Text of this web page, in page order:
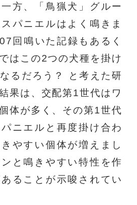
方、「鳥猟犬」グルー
パニエルはよく鳴きま
回鳴いた記録もあるく
はこの2つの犬種を掛け
るだろう？ と考えた研
果は、交配第1世代はワ
体が多く、その第1世代
ニエルと再度掛け合わ
やすい個体が増えまし
と鳴きやすい特性を作
ることが示唆されてい